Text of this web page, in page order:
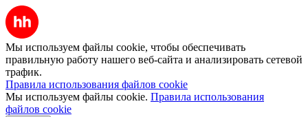
Мы используем файлы cookie, чтобы обеспечивать
правильную работу нашего веб-сайта и анализировать сетевой
трафик.
Правила использования файлов cookie
Мы используем файлы cookie. Правила использования
файлов cookie